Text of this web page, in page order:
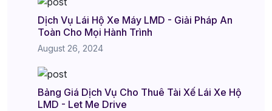
Dịch Vụ Lái Hộ Xe Máy LMD - Giải Pháp An
Toàn Cho Mọi Hành Trình
August 26, 2024
Bảng Giá Dịch Vụ Cho Thuê Tài Xế Lái Xe Hộ
LMD - Let Me Drive